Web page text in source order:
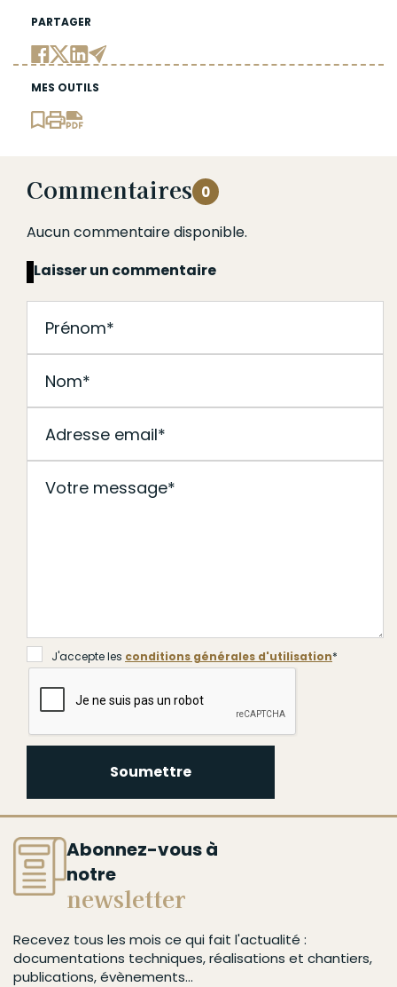
PARTAGER
MES OUTILS
Commentaires 0
Aucun commentaire disponible.
Laisser un commentaire
J'accepte les conditions générales d'utilisation*
Soumettre
Abonnez-vous à
notre
newsletter
Recevez tous les mois ce qui fait l'actualité :
documentations techniques, réalisations et chantiers,
publications, évènements...